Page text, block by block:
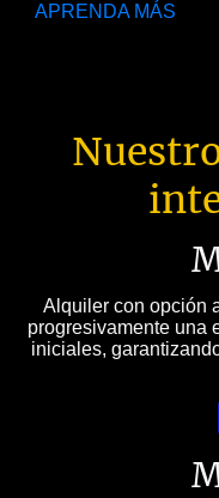
APRENDA MÁS
Alquiler con opción
progresivamente una
iniciales,